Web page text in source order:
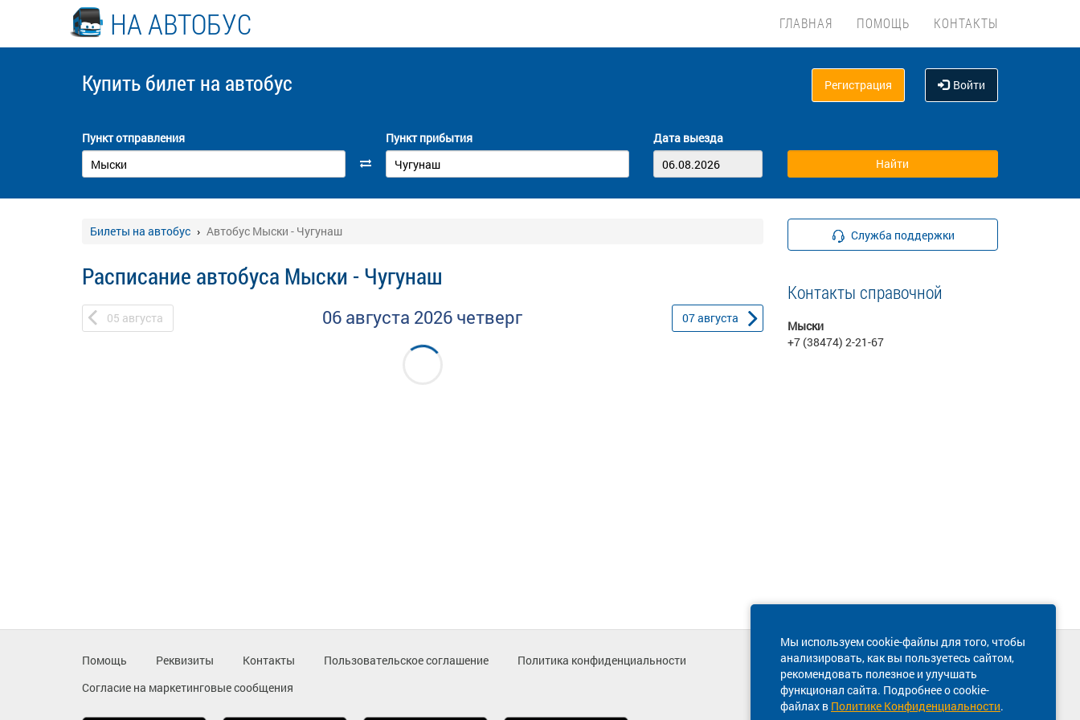
НА АВТОБУС ГЛАВНАЯ ПОМОЩЬ КОНТАКТЫ
Купить билет на автобус Регистрация Войти
Пункт отправления Пункт прибытия Дата выезда
Билеты на автобус Автобус Мыски - Чугунаш
Расписание автобуса Мыски - Чугунаш
05 августа 06 августа 2026 четверг 07августа
Служба поддержки
Контакты справочной
Мыски
+7 (38474) 2-21-67
Мы используем cookie-файлы для того, чтобы
анализировать, как вы пользуетесь сайтом,
рекомендовать полезное и улучшать
функционал сайта. Подробнее о cookie-
файлах в Политике Конфиденциальности.
Помощь Реквизиты Контакты Пользовательское соглашение
Политика конфиденциальности
Согласие на маркетинговые сообщения
Техническая поддержка сайта
8 800 600-03-38